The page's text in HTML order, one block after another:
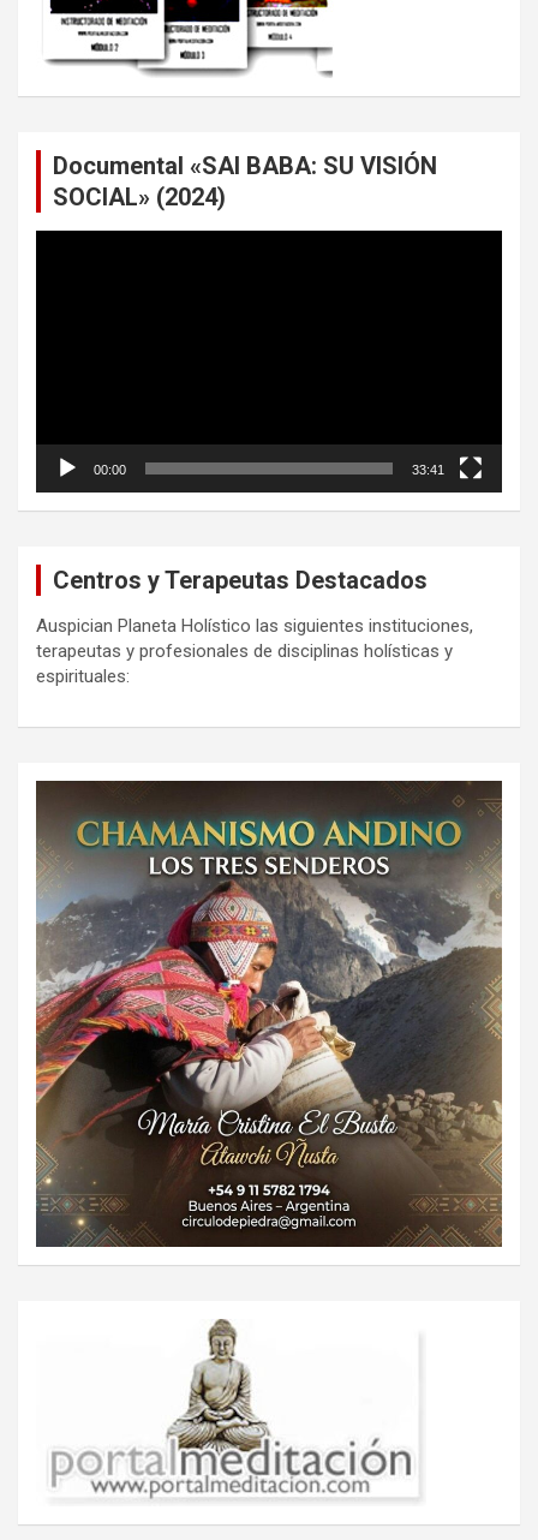
Documental «SAI BABA: SU VISIÓN
SOCIAL» (2024)
00:00 33:41
Centros y Terapeutas Destacados
Auspician Planeta Holístico las siguientes instituciones,
terapeutas y profesionales de disciplinas holísticas y
espirituales: